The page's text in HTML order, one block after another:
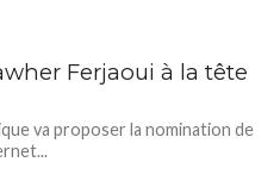
Ferjaoui à la tête
va proposer la nomination de